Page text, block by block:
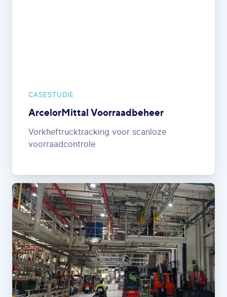
CASESTUDIE
ArcelorMittal Voorraadbeheer
Vorkheftrucktracking voor scanloze
voorraadcontrole